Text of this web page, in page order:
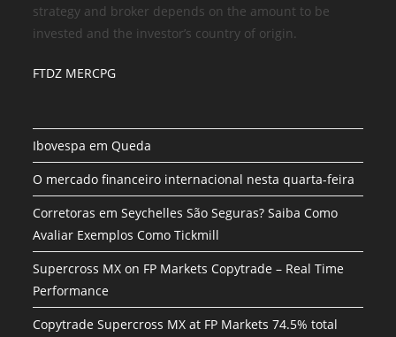
strategy and broker depends on the amount to be
invested and the investor’s country of origin.
FTDZ MERCPG
Ibovespa em Queda
O mercado financeiro internacional nesta quarta-feira
Corretoras em Seychelles São Seguras? Saiba Como
Avaliar Exemplos Como Tickmill
Supercross MX on FP Markets Copytrade – Real Time
Performance
Copytrade Supercross MX at FP Markets 74.5% total